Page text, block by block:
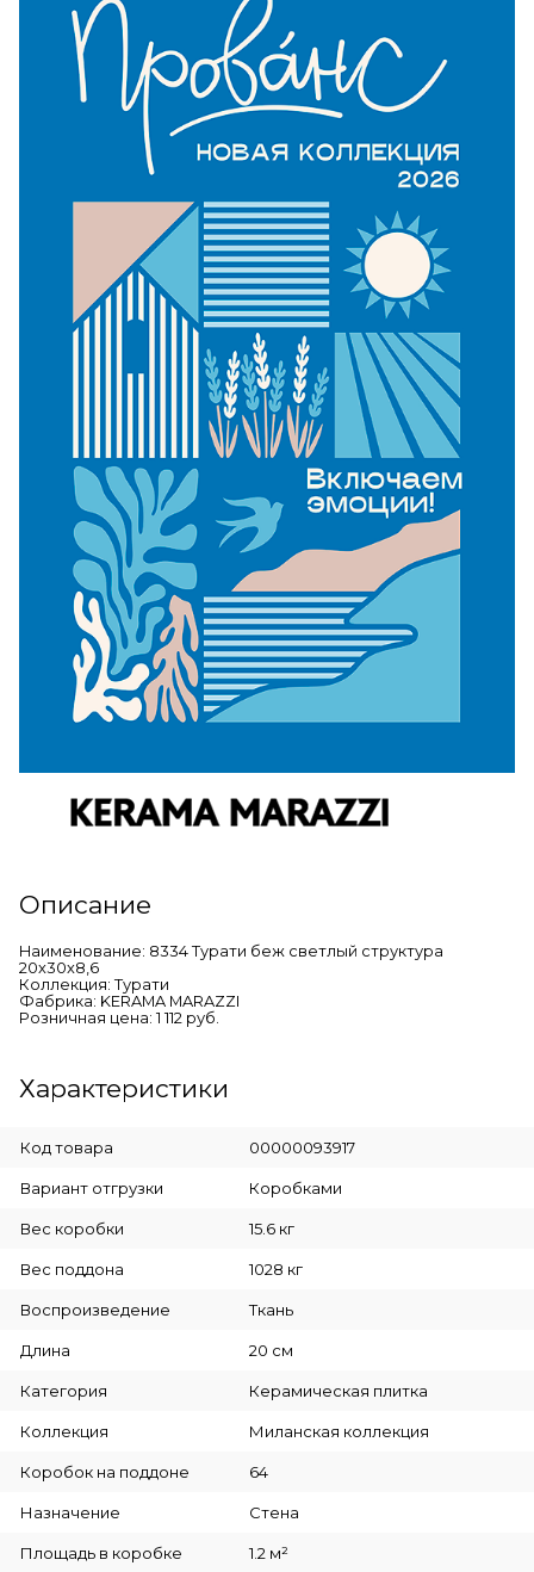
Описание
Наименование: 8334 Турати беж светлый структура
20x30x8,6
Коллекция: Турати
Фабрика: KERAMA MARAZZI
Розничная цена: 1 112 руб.
Характеристики
Код товара 00000093917
Вариант отгрузки Коробками
Вес коробки 15.6 кг
Вес поддона 1028 кг
Воспроизведение Ткань
Длина 20 см
Категория Керамическая плитка
Коллекция Миланская коллекция
Коробок на поддоне 64
Назначение Стена
Площадь в коробке 1.2 м²